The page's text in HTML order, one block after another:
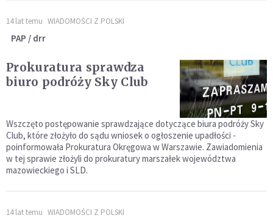
14 lat temu WIADOMOŚCI Z POLSKI
PAP / drr
Prokuratura sprawdza
biuro podróży Sky Club
Wszczęto postępowanie sprawdzające dotyczące biura podróży Sky
Club, które złożyło do sądu wniosek o ogłoszenie upadłości -
poinformowała Prokuratura Okręgowa w Warszawie. Zawiadomienia
w tej sprawie złożyli do prokuratury marszałek województwa
mazowieckiego i SLD.
14 lat temu WIADOMOŚCI Z POLSKI